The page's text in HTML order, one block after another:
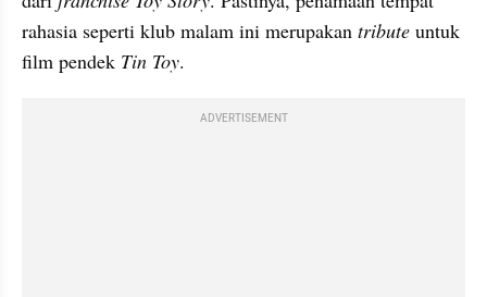
rahasia seperti klub malam ini merupakan tribute untuk
film pendek Tin Toy.
ADVERTISEMENT